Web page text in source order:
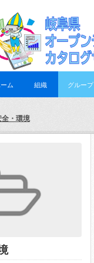
ム 組織 グループ
・環境